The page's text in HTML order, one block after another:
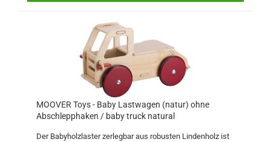
MOOVER Toys - Baby Lastwagen (natur) ohne
Abschlepphaken / baby truck natural
Der Babyholzlaster zerlegbar aus robusten Lindenholz ist